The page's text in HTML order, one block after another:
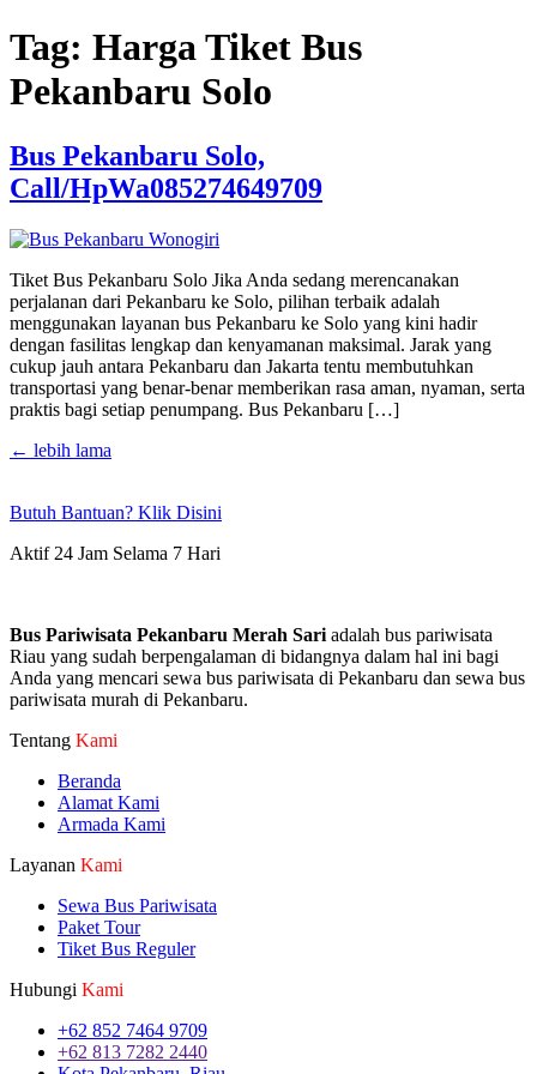
Lewati
ke
konten
Tag: Harga Tiket Bus
Pekanbaru Solo
Bus Pekanbaru Solo,
Call/HpWa085274649709
Tiket Bus Pekanbaru Solo Jika Anda sedang merencanakan
perjalanan dari Pekanbaru ke Solo, pilihan terbaik adalah
menggunakan layanan bus Pekanbaru ke Solo yang kini hadir
dengan fasilitas lengkap dan kenyamanan maksimal. Jarak yang
cukup jauh antara Pekanbaru dan Jakarta tentu membutuhkan
transportasi yang benar-benar memberikan rasa aman, nyaman, serta
praktis bagi setiap penumpang. Bus Pekanbaru […]
← lebih lama
Butuh Bantuan? Klik Disini
Aktif 24 Jam Selama 7 Hari
Bus Pariwisata Pekanbaru Merah Sari adalah bus pariwisata
Riau yang sudah berpengalaman di bidangnya dalam hal ini bagi
Anda yang mencari sewa bus pariwisata di Pekanbaru dan sewa bus
pariwisata murah di Pekanbaru.
Tentang Kami
Beranda
Alamat Kami
Armada Kami
Layanan Kami
Sewa Bus Pariwisata
Paket Tour
Tiket Bus Reguler
Hubungi Kami
+62 852 7464 9709
+62 813 7282 2440